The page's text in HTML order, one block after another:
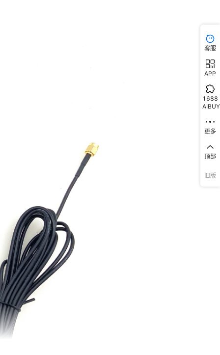
客服
APP
1688
AIBUY
更多
顶部
旧版